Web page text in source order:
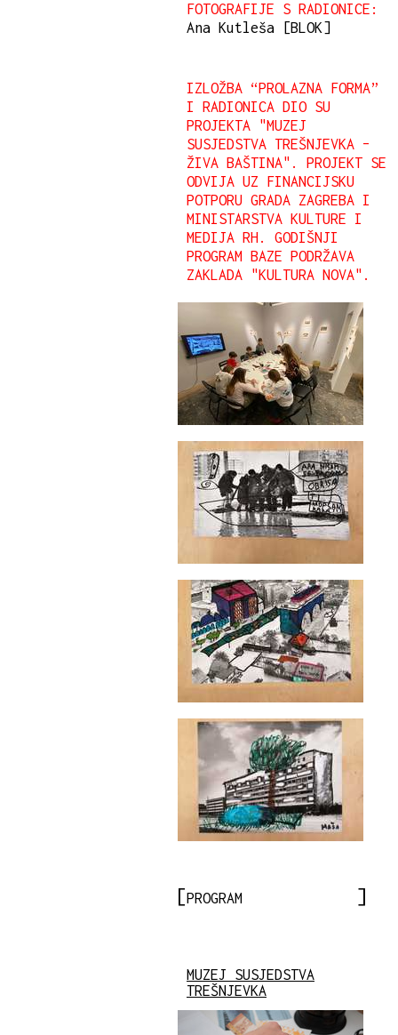
FOTOGRAFIJE S RADIONICE:
Ana Kutleša [BLOK]
IZLOŽBA “PROLAZNA FORMA”
I RADIONICA DIO SU
PROJEKTA "MUZEJ
SUSJEDSTVA TREŠNJEVKA –
ŽIVA BAŠTINA". PROJEKT SE
ODVIJA UZ FINANCIJSKU
POTPORU GRADA ZAGREBA I
MINISTARSTVA KULTURE I
MEDIJA RH. GODIŠNJI
PROGRAM BAZE PODRŽAVA
ZAKLADA "KULTURA NOVA".
PROGRAM
MUZEJ SUSJEDSTVA
TREŠNJEVKA